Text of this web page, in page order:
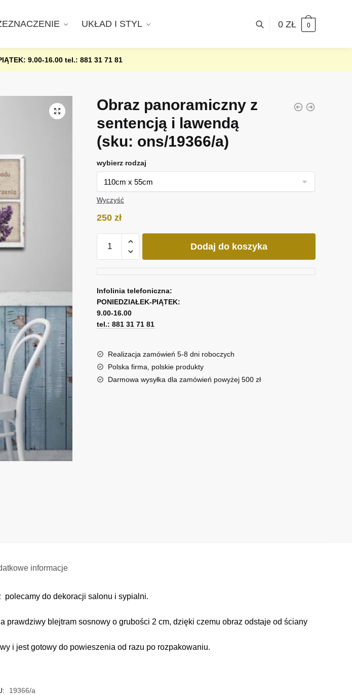
UKŁAD I STYL 0 ZŁ 0
9.00-16.00 tel.: 881 31 71 81
Obraz panoramiczny z
sentencją i lawendą
(sku: ons/19366/a)
wybierz rodzaj
Wyczyść
250 zł
Obraz
sentencją
i
lawendą
Dodaj do koszyka
Infolinia telefoniczna:
PONIEDZIAŁEK-PIĄTEK:
9.00-16.00
tel.: 881 31 71 81
Realizacja zamówień 5-8 dni roboczych
Polska firma, polskie produkty
Darmowa wysyłka dla zamówień powyżej 500 zł
informacje
polecamy do dekoracji salonu i sypialni.
blejtram sosnowy o grubości 2 cm, dzięki czemu obraz odstaje od ściany
i jest gotowy do powieszenia od razu po rozpakowaniu.
19366/a